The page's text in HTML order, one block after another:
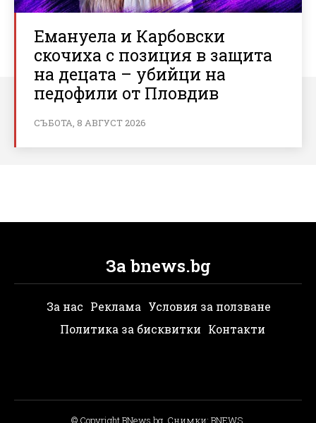
Емануела и Карбовски
скочиха с позиция в защита
на децата – убийци на
педофили от Пловдив
СЪБОТА, 8 АВГУСТ 2026
За bnews.bg
За нас Реклама Условия за ползване
Политика за бисквитки Контакти
© Copyright BNews.bg, Снимки: BNEWS,